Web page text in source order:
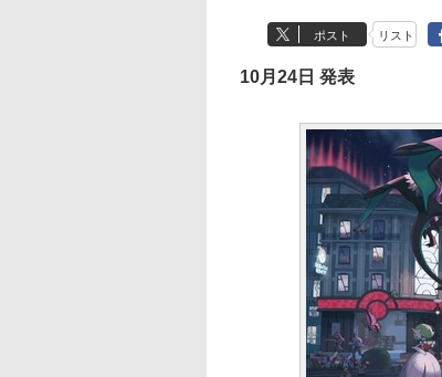
ポスト リスト
10月24日 発表